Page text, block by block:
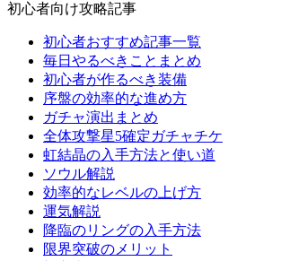
初心者向け攻略記事
初心者おすすめ記事一覧
毎日やるべきことまとめ
初心者が作るべき装備
序盤の効率的な進め方
ガチャ演出まとめ
全体攻撃星5確定ガチャチケ
虹結晶の入手方法と使い道
ソウル解説
効率的なレベルの上げ方
運気解説
降臨のリングの入手方法
限界突破のメリット